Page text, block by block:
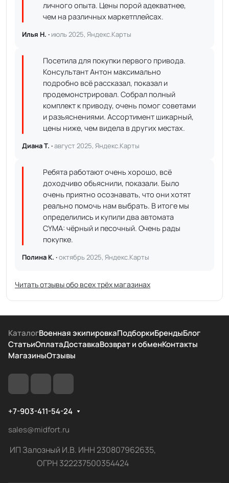
личного опыта. Цены порой адекватнее,
чем на различных маркетплейсах.
Илья Н. · июль 2025, Яндекс.Карты
Посетила для покупки первого привода.
Консультант Антон максимально
подробно всё рассказал, показал и
продемонстрировал. Собрал полный
комплект к приводу, очень помог советами
и разъяснениями. Ассортимент шикарный,
цены ниже, чем видела в других местах.
Диана Т. ·август 2025, Яндекс.Карты
Ребята работают очень хорошо, всё
доходчиво объяснили, показали. Было
очень приятно осознавать, что они хотят
реально помочь нам выбрать. В итоге мы
определились и купили два автомата
CYMA: чёрный и песочный. Очень рады
покупке.
Полина К. ·октябрь 2025, Яндекс.Карты
Читать отзывы обо всех трёх магазинах
КаталогВоенная экипировкаПодборкиБрендыБлог
СтатьиОплатаДоставкаВозврат и обменКонтакты
МагазиныОтзывы
+7-903-411-54-24
sales@midfort.ru
ИП Залозный И.В. ИНН 230807962635,
ОГРН 322237500354424